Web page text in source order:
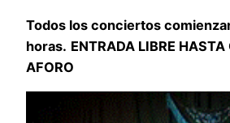
Todos los conciertos
horas. ENTRADA LIBRE
AFORO